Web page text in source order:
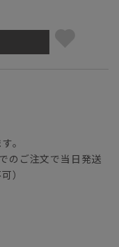
。
のご注文で当日発送
）